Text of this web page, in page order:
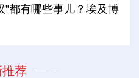
”都有哪些事儿？埃及博
荐